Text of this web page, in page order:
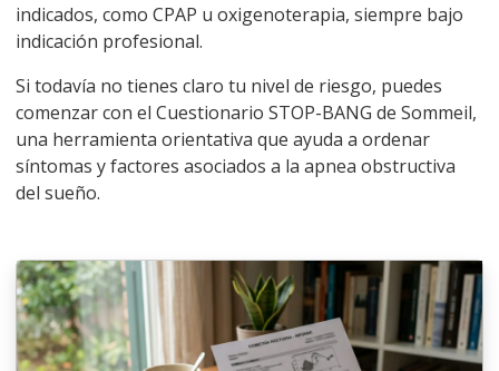
indicados, como CPAP u oxigenoterapia, siempre bajo
indicación profesional.
Si todavía no tienes claro tu nivel de riesgo, puedes
comenzar con el Cuestionario STOP-BANG de Sommeil,
una herramienta orientativa que ayuda a ordenar
síntomas y factores asociados a la apnea obstructiva
del sueño.